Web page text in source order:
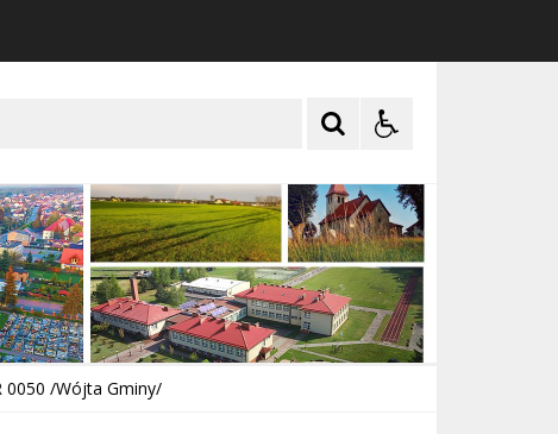
0050 /Wójta Gminy/